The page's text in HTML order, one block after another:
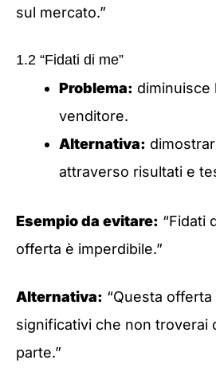
sul mercato.”
1.2 “Fidati di me”
Problema: diminuisce
venditore.
Alternativa:
attraverso risultati e
Esempio da evitare: “Fidati
offerta è imperdibile.”
Alternativa: “Questa
significativi che non troverai
parte.”